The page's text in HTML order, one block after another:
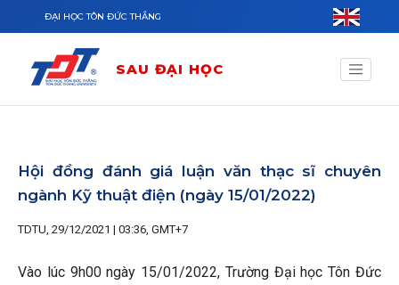
Nhảy đến nội dung
ĐẠI HỌC TÔN ĐỨC THẮNG
SAU ĐẠI HỌC
Hội đồng đánh giá luận văn thạc sĩ chuyên
ngành Kỹ thuật điện (ngày 15/01/2022)
TDTU, 29/12/2021 | 03:36, GMT+7
Vào lúc 9h00 ngày 15/01/2022, Trường Đại học Tôn Đức